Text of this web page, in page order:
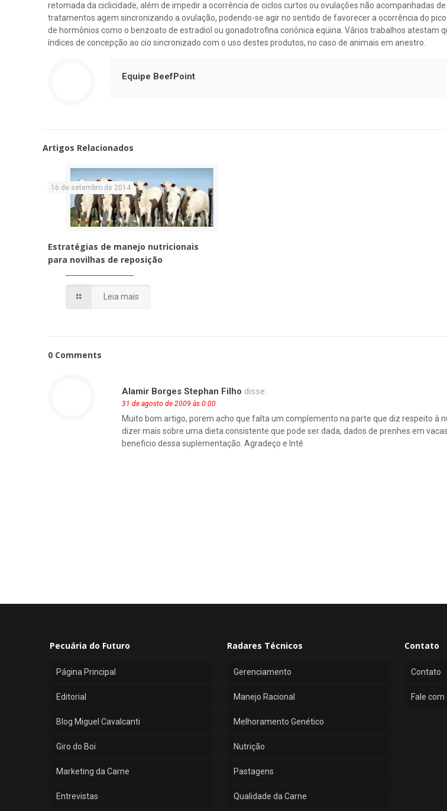
retomada da ciclicidade, além de impedir a ocorrência de ciclos curtos ou ovulações não acompanhadas
tratamentos agem sincronizando a ovulação, podendo-se agir no sentido de favorecer a ocorrência do
de hormônios como o benzoato de estradiol ou gonadotrofina coriônica eqüina. Vários trabalhos atestam
índices de concepção ao cio sincronizado com o uso destes produtos, no caso de animais em anestro.
Equipe BeefPoint
Artigos Relacionados
16 de setembro de 2014
Estratégias de manejo nutricionais
para novilhas de reposição
Leia mais
0 Comments
Alamir Borges Stephan Filho disse:
31 de agosto de 2009 às 0:00
Muito bom artigo, porem acho que falta um complemento na parte que diz respeito à
dizer mais sobre uma dieta consistente que pode ser dada, dados de prenhes em
beneficio dessa suplementação. Agradeço e Inté
Pecuária do Futuro
Página Principal
Editorial
Blog Miguel Cavalcanti
Giro do Boi
Marketing da Carne
Entrevistas
Radares Técnicos
Gerenciamento
Manejo Racional
Melhoramento Genético
Nutrição
Pastagens
Qualidade da Carne
Contato
Contato
Fale